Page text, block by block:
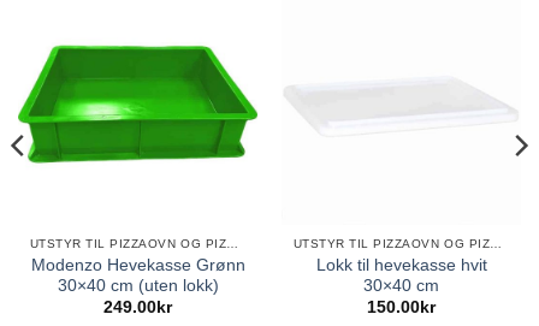
Modenzo Hevekasse Grønn
30×40 cm (uten lokk)
249.00 kr
Lokk til hevekasse hvit
30×40 cm
150.00 kr